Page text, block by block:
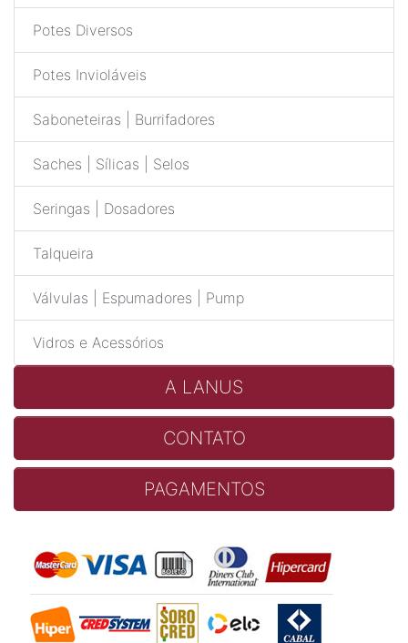
Potes Diversos
Potes Invioláveis
Saboneteiras | Burrifadores
Saches | Sílicas | Selos
Seringas | Dosadores
Talqueira
Válvulas | Espumadores | Pump
Vidros e Acessórios
A LANUS
CONTATO
PAGAMENTOS